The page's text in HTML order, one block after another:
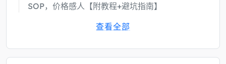
SOP，价格感人【附教程+避坑指南】
查看全部